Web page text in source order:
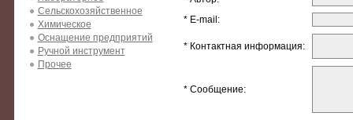
Сельскохозяйственное
Химическое
Оснащение предприятий
Ручной инструмент
Прочее
* E-mail:
* Контактная информация:
* Сообщение: